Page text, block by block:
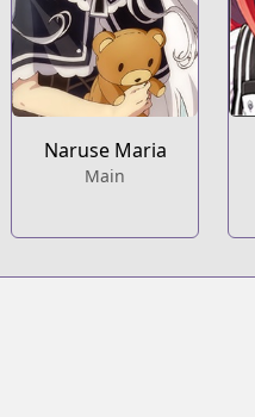
Naruse Maria
Main